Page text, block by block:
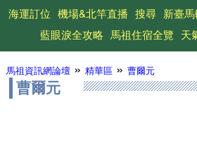
海運訂位 機場&北竿直播 搜尋 新臺
藍眼淚全攻略 馬祖住宿全覽 天
馬祖資訊網論壇» 精華區» 曹爾元
曹爾元